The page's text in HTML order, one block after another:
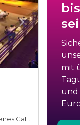
mit
und